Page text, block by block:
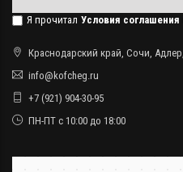
Я прочитал Условия соглашения
Краснодарский край, Сочи,
info@kofcheg.ru
+7 (921) 904-30-95
ПН-ПТ с 10:00 до 18:00